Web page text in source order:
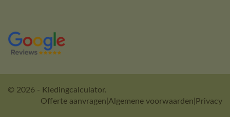
© 2026 - Kledingcalculator.
Offerte aanvragen Algemene voorwaarden Privacy